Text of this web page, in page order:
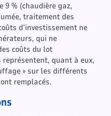
9 % (chaudière gaz,
traitement des
d’investissement ne
qui ne
coûts du lot
représentent, quant à eux,
» sur les différents
remplacés.